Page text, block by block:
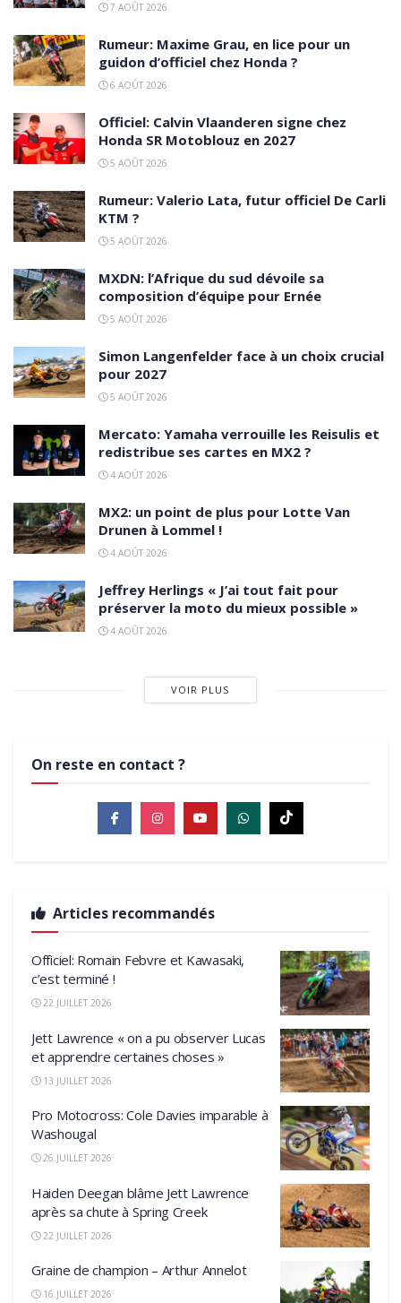
7 AOÛT 2026
Rumeur: Maxime Grau, en lice pour un
guidon d’officiel chez Honda ?
6 AOÛT 2026
Officiel: Calvin Vlaanderen signe chez
Honda SR Motoblouz en 2027
5 AOÛT 2026
Rumeur: Valerio Lata, futur officiel De Carli
KTM ?
5 AOÛT 2026
MXDN: l’Afrique du sud dévoile sa
composition d’équipe pour Ernée
5 AOÛT 2026
Simon Langenfelder face à un choix crucial
pour 2027
5 AOÛT 2026
Mercato: Yamaha verrouille les Reisulis et
redistribue ses cartes en MX2 ?
4 AOÛT 2026
MX2: un point de plus pour Lotte Van
Drunen à Lommel !
4 AOÛT 2026
Jeffrey Herlings « J’ai tout fait pour
préserver la moto du mieux possible »
4 AOÛT 2026
VOIR PLUS
On reste en contact ?
Articles recommandés
Officiel: Romain Febvre et Kawasaki,
c’est terminé !
22 JUILLET 2026
Jett Lawrence « on a pu observer Lucas
et apprendre certaines choses »
13 JUILLET 2026
Pro Motocross: Cole Davies imparable à
Washougal
26 JUILLET 2026
Haiden Deegan blâme Jett Lawrence
après sa chute à Spring Creek
22 JUILLET 2026
Graine de champion – Arthur Annelot
16 JUILLET 2026